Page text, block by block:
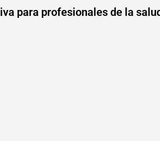
para profesionales de la